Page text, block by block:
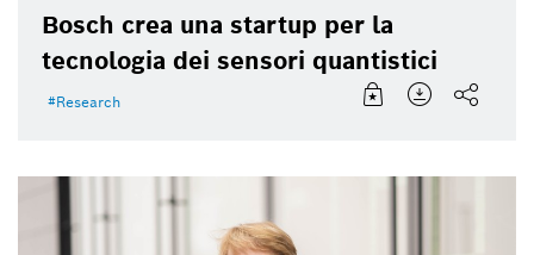
Bosch crea una startup per la
tecnologia dei sensori quantistici
Research